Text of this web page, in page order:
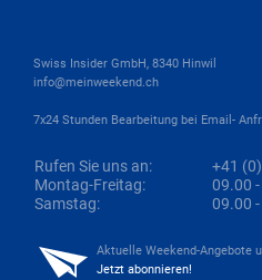
Swiss Insider GmbH, 8340 Hinwil
info@meinweekend.ch
7x24 Stunden Bearbeitung bei Email-
Rufen Sie uns an:
+41
Montag-Freitag:
09.00
Samstag:
09.00
Aktuelle Weekend-Angebote
Jetzt abonnieren!